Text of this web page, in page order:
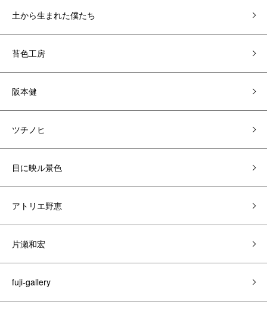
土から生まれた僕たち
苔色工房
阪本健
ツチノヒ
目に映ル景色
アトリエ野恵
片瀬和宏
fuji-gallery